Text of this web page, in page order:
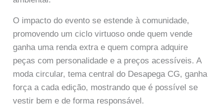
O impacto do evento se estende à comunidade,
promovendo um ciclo virtuoso onde quem vende
ganha uma renda extra e quem compra adquire
peças com personalidade e a preços acessíveis. A
moda circular, tema central do Desapega CG, ganha
força a cada edição, mostrando que é possível se
vestir bem e de forma responsável.